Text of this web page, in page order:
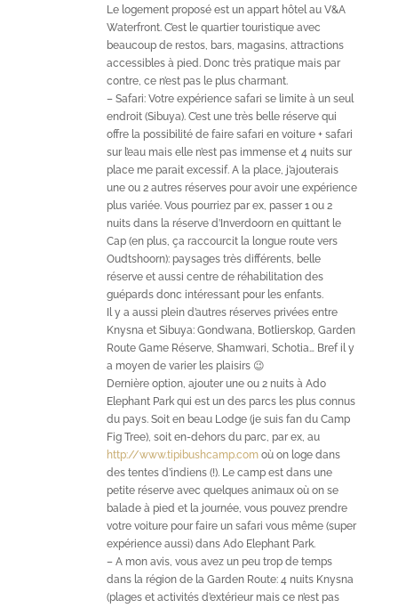
Le logement proposé est un appart hôtel au V&A
Waterfront. C’est le quartier touristique avec
beaucoup de restos, bars, magasins, attractions
accessibles à pied. Donc très pratique mais par
contre, ce n’est pas le plus charmant.
– Safari: Votre expérience safari se limite à un seul
endroit (Sibuya). C’est une très belle réserve qui
offre la possibilité de faire safari en voiture + safari
sur l’eau mais elle n’est pas immense et 4 nuits sur
place me parait excessif. A la place, j’ajouterais
une ou 2 autres réserves pour avoir une expérience
plus variée. Vous pourriez par ex, passer 1 ou 2
nuits dans la réserve d’Inverdoorn en quittant le
Cap (en plus, ça raccourcit la longue route vers
Oudtshoorn): paysages très différents, belle
réserve et aussi centre de réhabilitation des
guépards donc intéressant pour les enfants.
Il y a aussi plein d’autres réserves privées entre
Knysna et Sibuya: Gondwana, Botlierskop, Garden
Route Game Réserve, Shamwari, Schotia… Bref il y
a moyen de varier les plaisirs 😉
Dernière option, ajouter une ou 2 nuits à Ado
Elephant Park qui est un des parcs les plus connus
du pays. Soit en beau Lodge (je suis fan du Camp
Fig Tree), soit en-dehors du parc, par ex, au
http://www.tipibushcamp.comoù on loge dans
des tentes d’indiens (!). Le camp est dans une
petite réserve avec quelques animaux où on se
balade à pied et la journée, vous pouvez prendre
votre voiture pour faire un safari vous même (super
expérience aussi) dans Ado Elephant Park.
– A mon avis, vous avez un peu trop de temps
dans la région de la Garden Route: 4 nuits Knysna
(plages et activités d’extérieur mais ce n’est pas